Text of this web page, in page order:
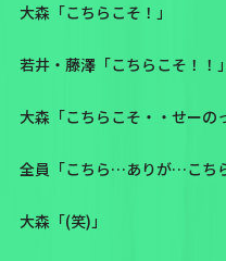
大森「こちらこそ！」
若井・藤澤「こちらこそ！！」
大森「こちらこそ・・せーの
全員「こちら…ありが…こ
大森「(笑)」